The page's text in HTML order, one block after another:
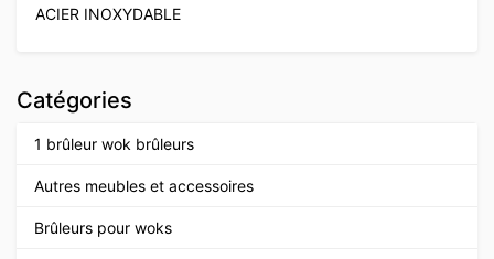
ACIER INOXYDABLE
Catégories
1 brûleur wok brûleurs
Autres meubles et accessoires
Brûleurs pour woks